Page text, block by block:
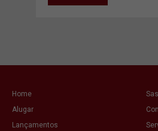
Home
Alugar
Lançamentos